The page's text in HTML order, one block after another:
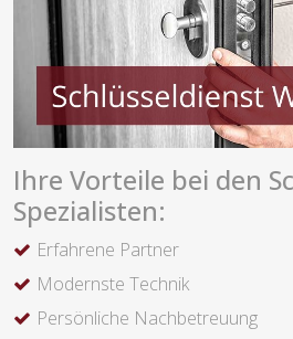
Ihre Vorteile bei den
Spezialisten:
Erfahrene Partner
Modernste Technik
Persönliche Nachbetreuung